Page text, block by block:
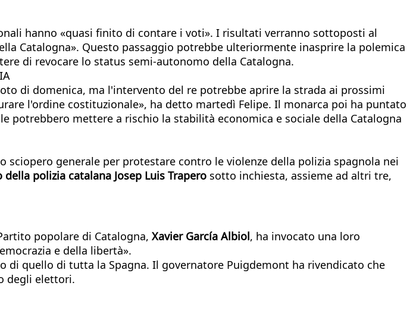
hanno «quasi finito di contare i voti». I risultati verranno sottoposti al
Catalogna». Questo passaggio potrebbe ulteriormente inasprire la polemica
di revocare lo status semi-autonomo della Catalogna.
di domenica, ma l'intervento del re potrebbe aprire la strada ai prossimi
l'ordine costituzionale», ha detto martedì Felipe. Il monarca poi ha puntato
mettere a rischio la stabilità economica e sociale della Catalogna
generale per protestare contro le violenze della polizia spagnola nei
polizia catalana Josep Luis Trapero sotto inchiesta, assieme ad altri tre,
popolare di Catalogna, Xavier García Albiol, ha invocato una loro
e della libertà».
di quello di tutta la Spagna. Il governatore Puigdemont ha rivendicato che
degli elettori.